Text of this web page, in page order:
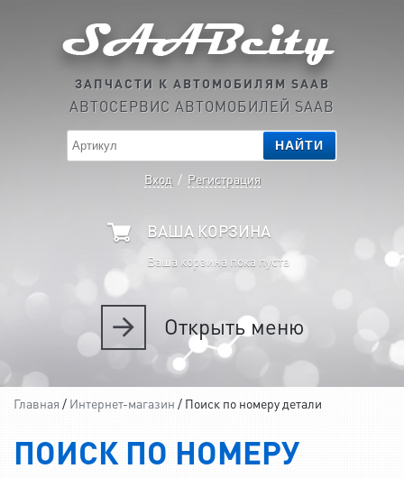
ЗАПЧАСТИ К АВТОМОБИЛЯМ SAAB
АВТОСЕРВИС АВТОМОБИЛЕЙ SAAB
НАЙТИ
Вход / Регистрация
ВАША КОРЗИНА
Ваша корзина пока пуста
Открытьменю
Главная / Интернет-магазин / Поиск по номеру детали
ПОИСК ПО НОМЕРУ